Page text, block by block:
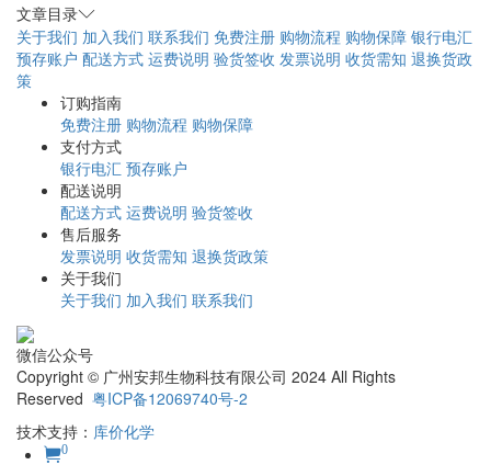
文章目录
关于我们 加入我们 联系我们 免费注册 购物流程 购物保障 银行电汇
预存账户 配送方式 运费说明 验货签收 发票说明 收货需知 退换货政
策
订购指南
免费注册 购物流程 购物保障
支付方式
银行电汇 预存账户
配送说明
配送方式 运费说明 验货签收
售后服务
发票说明 收货需知 退换货政策
关于我们
关于我们 加入我们 联系我们
微信公众号
Copyright © 广州安邦生物科技有限公司 2024 All Rights
Reserved 粤ICP备12069740号-2
技术支持： 库价化学
0